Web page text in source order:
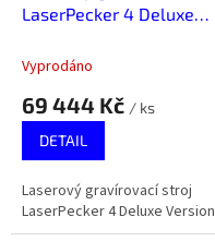
LaserPecker 4 Deluxe
Vyprodáno
69 444 Kč / ks
DETAIL
Laserový gravírovací stroj
LaserPecker 4 Deluxe Version